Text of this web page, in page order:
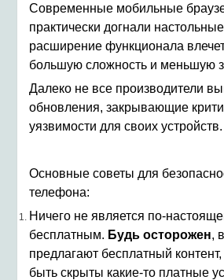
Современные мобильные
практически догнали
расширение функционала
большую сложность и меньшую
Далеко не все производители
обновления, закрывающие
уязвимости для своих устройств.
Основные советы для
телефона:
Ничего не является по-
бесплатным. Будь осторожен,
предлагают бесплатный
быть скрыты какие-то платные